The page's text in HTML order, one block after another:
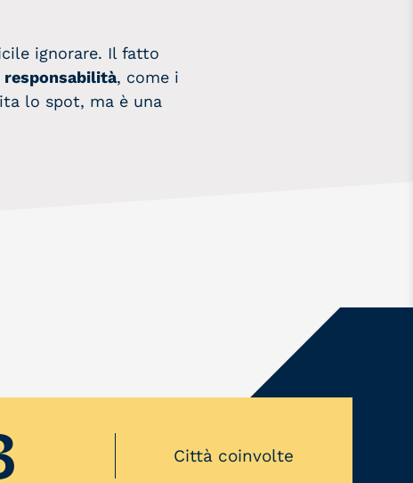
ignorare. Il fatto
, come i
lo spot, ma è una
Città coinvolte